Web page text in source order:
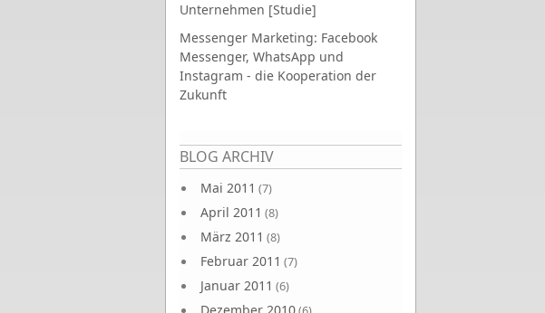
Unternehmen [Studie]
Messenger Marketing: Facebook
Messenger, WhatsApp und
Instagram - die Kooperation der
Zukunft
BLOG ARCHIV
Mai 2011 (7)
April 2011 (8)
März 2011 (8)
Februar 2011 (7)
Januar 2011 (6)
Seiten